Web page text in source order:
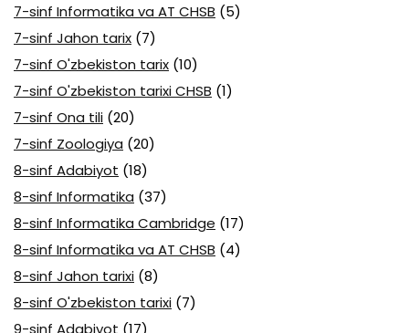
7-sinf Informatika va AT CHSB (5)
7-sinf Jahon tarix (7)
7-sinf O'zbekiston tarix (10)
7-sinf O'zbekiston tarixi CHSB (1)
7-sinf Ona tili (20)
7-sinf Zoologiya (20)
8-sinf Adabiyot (18)
8-sinf Informatika (37)
8-sinf Informatika Cambridge (17)
8-sinf Informatika va AT CHSB (4)
8-sinf Jahon tarixi (8)
8-sinf O'zbekiston tarixi (7)
9-sinf Adabiyot (17)